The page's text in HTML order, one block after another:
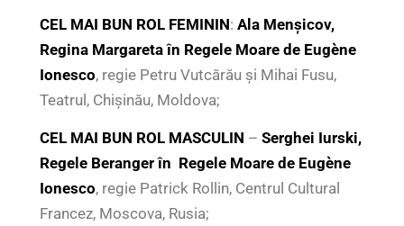
CEL MAI BUN ROL FEMININ: Ala Menșicov,
Regina Margareta în Regele Moare de Eugène
Ionesco, regie Petru Vutcărău și Mihai Fusu,
Teatrul, Chișinău, Moldova;
CEL MAI BUN ROL MASCULIN – Serghei Iurski,
Regele Beranger în Regele Moare de Eugène
Ionesco, regie Patrick Rollin, Centrul Cultural
Francez, Moscova, Rusia;